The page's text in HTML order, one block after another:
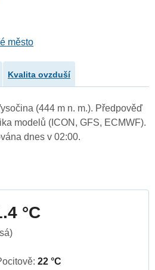
město
Kvalita ovzduší
(444 m n. m.). Předpověď
modelů (ICON, GFS, ECMWF).
dnes v 02:00.
°C
22 °C